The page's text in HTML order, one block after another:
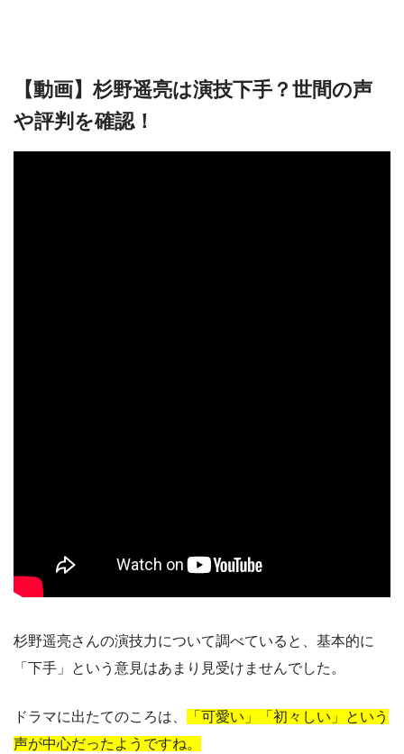
【動画】杉野遥亮は演技下手？世間の声
や評判を確認！
杉野遥亮さんの演技力について調べていると、基本的に
「下手」という意見はあまり見受けませんでした。
ドラマに出たてのころは、
「可愛い」「初々しい」という
声が中心だったようですね。